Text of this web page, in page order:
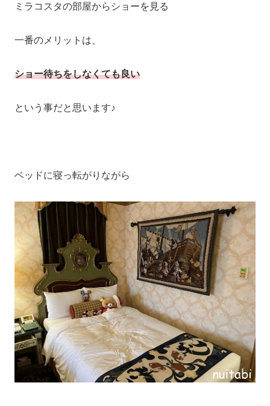
ミラコスタの部屋からショーを見る
一番のメリットは、
ショー待ちをしなくても良い
という事だと思います♪
ベッドに寝っ転がりながら